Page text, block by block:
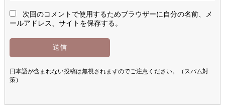
次回のコメントで使用するためブラウザーに自分の名前、メ
ールアドレス、サイトを保存する。
日本語が含まれない投稿は無視されますのでご注意ください。（スパム対
策）